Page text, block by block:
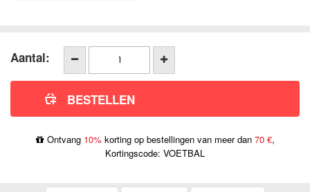
Aantal:
Ontvang 10% korting op bestellingen van meer dan 70 €,
Kortingscode: VOETBAL